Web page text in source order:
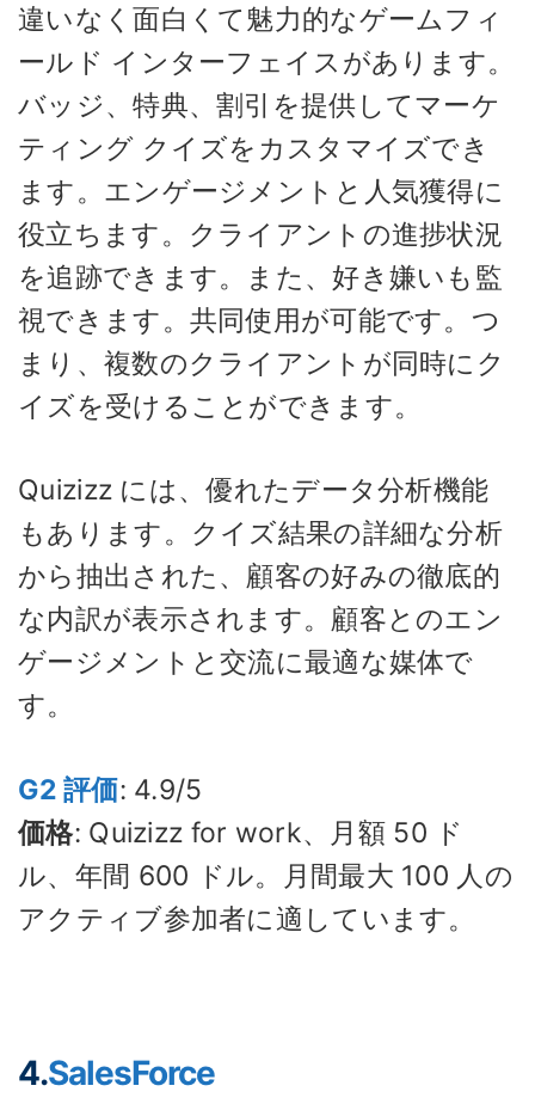
違いなく面白くて魅力的なゲームフィ
ールド インターフェイスがあります。
バッジ、特典、割引を提供してマーケ
ティング クイズをカスタマイズでき
ます。エンゲージメントと人気獲得に
役立ちます。クライアントの進捗状況
を追跡できます。また、好き嫌いも監
視できます。共同使用が可能です。つ
まり、複数のクライアントが同時にク
イズを受けることができます。
Quizizz には、優れたデータ分析機能
もあります。クイズ結果の詳細な分析
から抽出された、顧客の好みの徹底的
な内訳が表示されます。顧客とのエン
ゲージメントと交流に最適な媒体で
す。
G2 評価: 4.9/5
価格: Quizizz for work、月額 50 ド
ル、年間 600 ドル。月間最大 100 人の
アクティブ参加者に適しています。
4.SalesForce